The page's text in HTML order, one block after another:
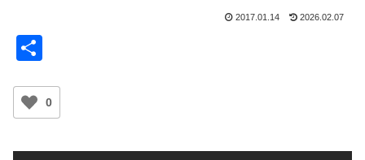
2017.01.14 2026.02.07
0